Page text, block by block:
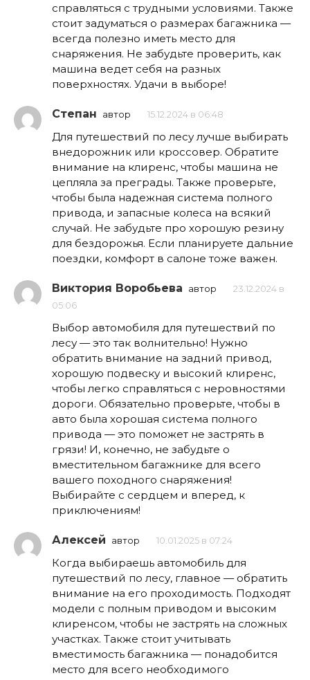
справляться с трудными условиями. Также
стоит задуматься о размерах багажника —
всегда полезно иметь место для
снаряжения. Не забудьте проверить, как
машина ведет себя на разных
поверхностях. Удачи в выборе!
Степан автор 15.12.2024 в 06:48
Для путешествий по лесу лучше выбирать
внедорожник или кроссовер. Обратите
внимание на клиренс, чтобы машина не
цепляла за преграды. Также проверьте,
чтобы была надежная система полного
привода, и запасные колеса на всякий
случай. Не забудьте про хорошую резину
для бездорожья. Если планируете дальние
поездки, комфорт в салоне тоже важен.
Виктория Воробьева автор
23.12.2024 в
05:06
Выбор автомобиля для путешествий по
лесу — это так волнительно! Нужно
обратить внимание на задний привод,
хорошую подвеску и высокий клиренс,
чтобы легко справляться с неровностями
дороги. Обязательно проверьте, чтобы в
авто была хорошая система полного
привода — это поможет не застрять в
грязи! И, конечно, не забудьте о
вместительном багажнике для всего
вашего походного снаряжения!
Выбирайте с сердцем и вперед, к
приключениям!
Алексей автор 10.01.2025 в 07:24
Когда выбираешь автомобиль для
путешествий по лесу, главное — обратить
внимание на его проходимость. Подходят
модели с полным приводом и высоким
клиренсом, чтобы не застрять на сложных
участках. Также стоит учитывать
вместимость багажника — понадобится
место для всего необходимого